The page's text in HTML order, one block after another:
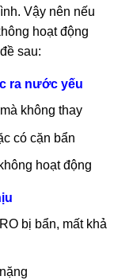
Vậy nên nếu
hoạt động
sau:
ra nước yếu
không thay
có cặn bẩn
hoạt động
bị bẩn, mất khả